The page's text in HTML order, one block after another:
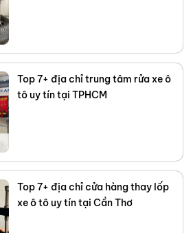
Mục tiêu của tôi là giúp bạn
được loại lốp hoàn hảo, đáp
chính xác nhu cầu và ngân
của bạn. Kết nối với tôi trên
,TikTok, Youtube,
Top 7+ địa chỉ trung tâm rửa xe ô
tô uy tín tại TPHCM
Top 7+ địa chỉ cửa hàng thay lốp
xe ô tô uy tín tại Cần Thơ